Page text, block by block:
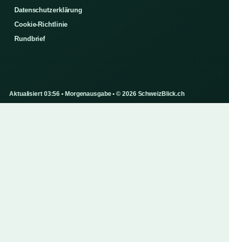
Datenschutzerklärung
Cookie-Richtlinie
Rundbrief
Aktualisiert 03:56 • Morgenausgabe • © 2026 SchweizBlick.ch